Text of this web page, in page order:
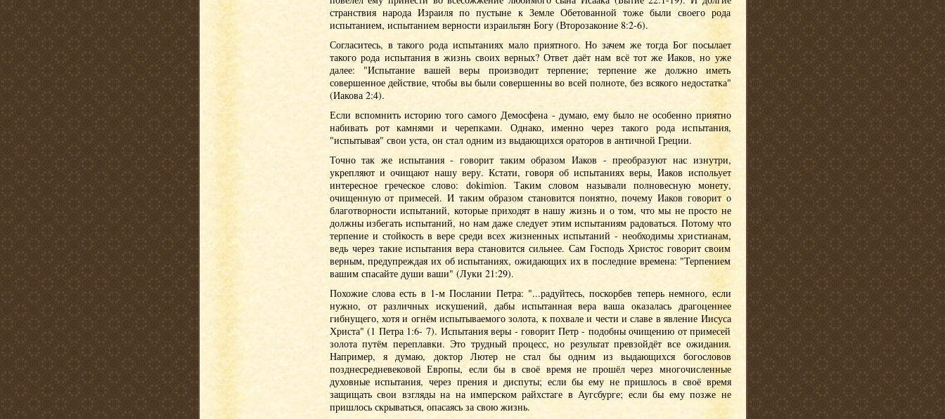
странствия народа Израиля по пустыне к Земле Обетованной тоже были своего рода
испытанием, испытанием верности израильтян Богу (Второзаконие 8:2-6).
Согласитесь, в такого рода испытаниях мало приятного. Но зачем же тогда Бог посылает
такого рода испытания в жизнь своих верных? Ответ даёт нам всё тот же Иаков, но уже
далее: "Испытание вашей веры производит терпение; терпение же должно иметь
совершенное действие, чтобы вы были совершенны во всей полноте, без всякого недостатка"
(Иакова 2:4).
Если вспомнить историю того самого Демосфена - думаю, ему было не особенно приятно
набивать рот камнями и черепками. Однако, именно через такого рода испытания,
"испытывая" свои уста, он стал одним из выдающихся ораторов в античной Греции.
Точно так же испытания - говорит таким образом Иаков - преобразуют нас изнутри,
укрепляют и очищают нашу веру. Кстати, говоря об испытаниях веры, Иаков испольует
интересное греческое слово: dokimion. Таким словом называли полновесную монету,
очищенную от примесей. И таким образом становится понятно, почему Иаков говорит о
благотворности испытаний, которые приходят в нашу жизнь и о том, что мы не просто не
должны избегать испытаний, но нам даже следует этим испытаниям радоваться. Потому что
терпение и стойкость в вере среди всех жизненных испытаний - необходимы христианам,
ведь через такие испытания вера становится сильнее. Сам Господь Христос говорит своим
верным, предупреждая их об испытаниях, ожидающих их в последние времена: "Терпением
вашим спасайте души ваши" (Луки 21:29).
Похожие слова есть в 1-м Послании Петра: "...радуйтесь, поскорбев теперь немного, если
нужно, от различных искушений, дабы испытанная вера ваша оказалась драгоценнее
гибнущего, хотя и огнём испытываемого золота, к похвале и чести и славе в явление Иисуса
Христа" (1 Петра 1:6- 7). Испытания веры - говорит Петр - подобны очищению от примесей
золота путём переплавки. Это трудный процесс, но результат превзойдёт все ожидания.
Например, я думаю, доктор Лютер не стал бы одним из выдающихся богословов
позднесредневековой Европы, если бы в своё время не прошёл через многочисленные
духовные испытания, через прения и диспуты; если бы ему не пришлось в своё время
защищать свои взгляды на на имперском райхстаге в Аугсбурге; если бы ему позже не
пришлось скрываться, опасаясь за свою жизнь.